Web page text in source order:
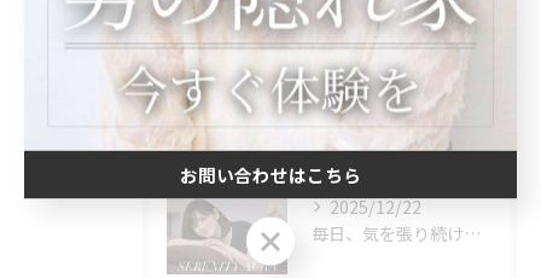
2025/12/22
2025/12/22
毎日、気を張り続けている大人の方へ。
お問い合わせはこちら
お問い合わせはこちら